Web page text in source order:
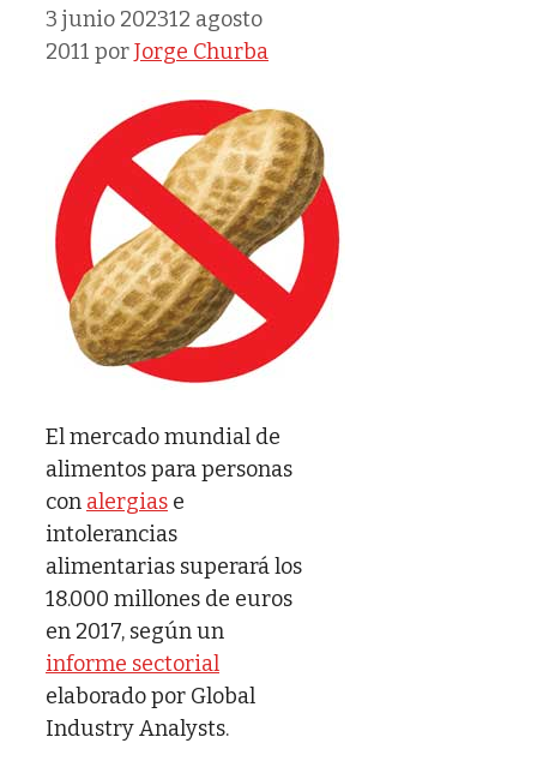
3 junio 202312 agosto
2011 porJorge Churba
El mercado mundial de
alimentos para personas
con alergias e
intolerancias
alimentarias superará los
18.000 millones de euros
en 2017, según un
informe sectorial
elaborado por Global
Industry Analysts.